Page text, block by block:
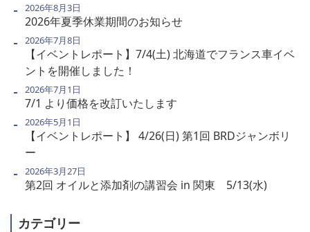
2026年夏季休業期間のお知らせ
2026年8月3日
【イベントレポート】7/4(土) 北海道でフランス車イベ
ントを開催しました！
2026年7月8日
7/1 より価格を改訂いたします
2026年7月1日
【イベントレポート】 4/26(日) 第1回 BRDジャンボリ
ー
2026年5月1日
第2回 オイルと添加剤の講習会 in 関東 5/13(水)
2026年3月27日
カテゴリー